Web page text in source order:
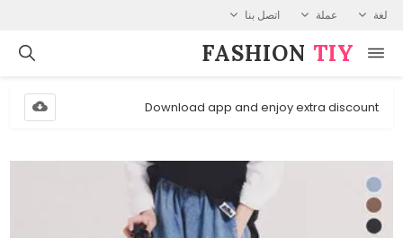
لغة عملة اتصل بنا
FASHION⁠ TIY
Download app and enjoy extra discount